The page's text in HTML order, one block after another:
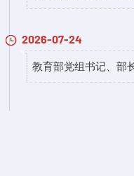
2026-07-24
教育部党组书记、部